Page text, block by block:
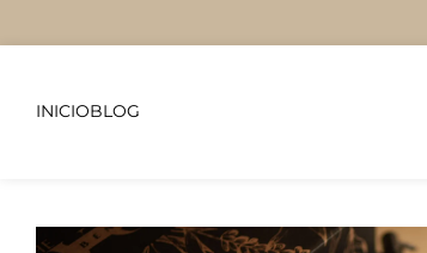
INICIOBLOG